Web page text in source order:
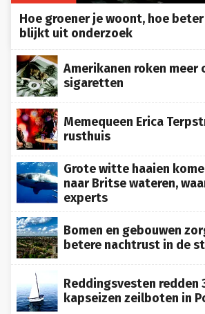
Hoe groener je woont, hoe beter
blijkt uit onderzoek
Amerikanen roken meer
sigaretten
Memequeen Erica
rusthuis
Grote witte haaien
naar Britse wateren,
experts
Bomen en gebouwen
betere nachtrust in de
Reddingsvesten redden
kapseizen zeilboten in